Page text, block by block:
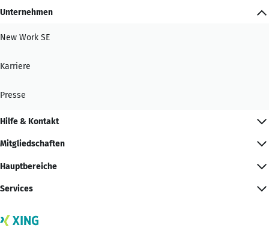
Unternehmen
New Work SE
Karriere
Presse
Hilfe & Kontakt
Mitgliedschaften
Hauptbereiche
Services